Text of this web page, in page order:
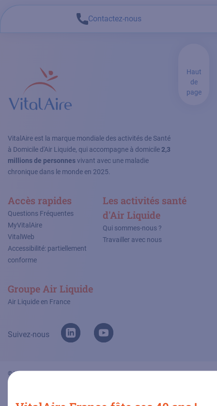
Contactez-nous
VitalAire est la marque mondiale des activités de Santé
à Domicile d'Air Liquide, qui accompagne à domicile2,3
millions de personnesvivant avec une maladie
chronique dans le monde en 2025.
Accès rapides
Questions Fréquentes
MyVitalAire
VitalWeb
Accessibilité: partiellement
conforme
Les activités santé
d'Air Liquide
Qui sommes-nous ?
Travailler avec nous
Groupe Air Liquide
Air Liquide en France
Suivez-nous
Haut
de
page
© VitalAire France 2026